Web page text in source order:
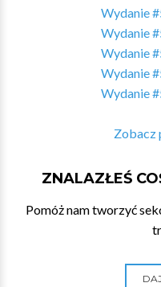
Wydanie
Wydanie
Wydanie
Wydanie
Wydanie
Zobacz
ZNALAZŁEŚ
Pomóż nam tworzyć